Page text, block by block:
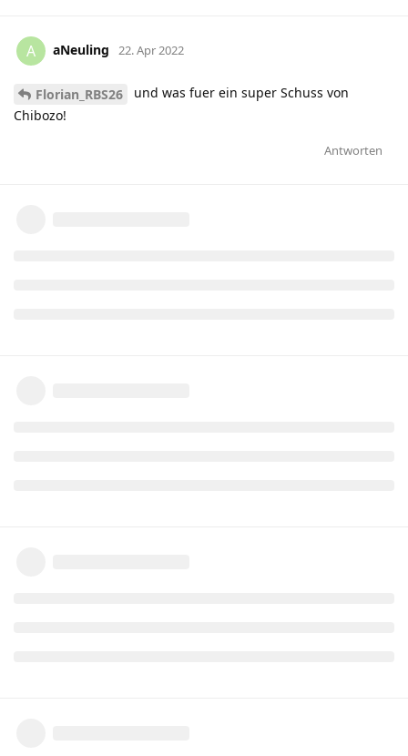
A aNeuling 22. Apr 2022
Florian_RBS26
und was fuer ein super Schuss von
Chibozo!
Antworten